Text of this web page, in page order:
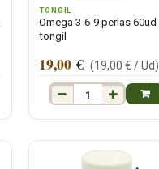
TONGIL
Omega 3-6-9 perlas 60ud
tongil
19,00 € (19,00 € /Ud)